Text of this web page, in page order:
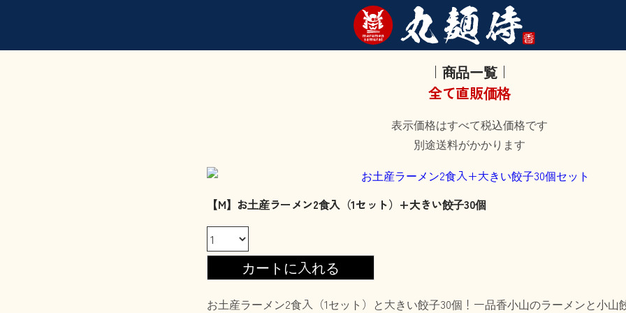
｜商品一覧｜
全て直販価格
表示価格はすべて税込価格です
別途送料がかかります
【M】お土産ラーメン2食入（1セット）+大きい餃子30個
お土産ラーメン2食入（1セット）と大きい餃子30個！一品香小山のラーメンと小山